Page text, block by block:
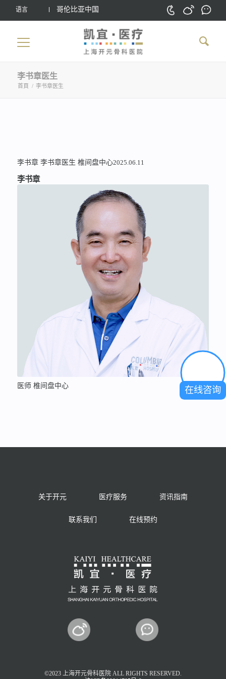
语言 哥伦比亚中国
李书章医生
首頁 / 李书章医生
李书章 李书章医生 椎间盘中心2025.06.11
李书章
医师 椎间盘中心
关于开元 医疗服务 资讯指南
联系我们 在线预约
©2023 上海开元骨科医院 ALL RIGHTS RESERVED.
在线咨询